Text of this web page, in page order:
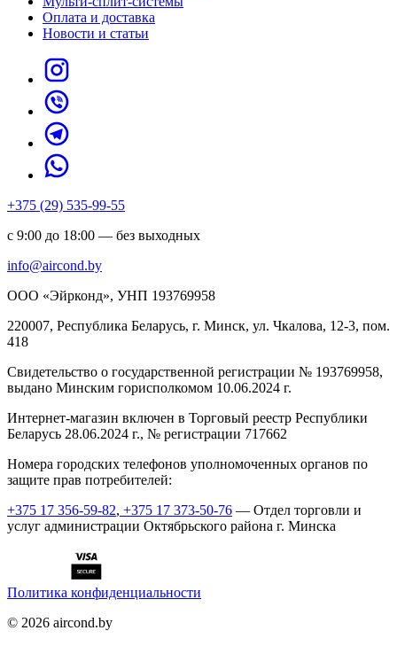
Оплата и доставка
Новости и статьи
+375 (29) 535-99-55
с 9:00 до 18:00 — без выходных
info@aircond.by
ООО «Эйрконд», УНП 193769958
220007, Республика Беларусь, г. Минск, ул. Чкалова, 12-3, пом.
418
Cвидетельство о государственной регистрации № 193769958,
выдано Минским горисполкомом 10.06.2024 г.
Интернет-магазин включен в Торговый реестр Республики
Беларусь 28.06.2024 г., № регистрации 717662
Номера городских телефонов уполномоченных органов по
защите прав потребителей:
+375 17 356-59-82, +375 17 373-50-76 — Отдел торговли и
услуг администрации Октябрьского района г. Минска
Политика конфиденциальности
© 2026 aircond.by